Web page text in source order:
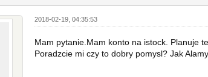
2018-02-19, 04:35:53
Mam pytanie.Mam konto na istock. Planuje
Poradzcie mi czy to dobry pomysl? Jak